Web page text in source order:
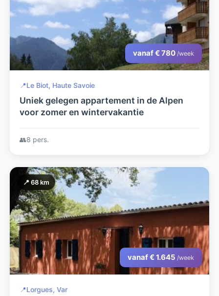
vanaf € 780 /week
📍Le Biot, Haute Savoie
Uniek gelegen appartement in de Alpen
voor zomer en wintervakantie
👥8 pers.
📍 68 km
vanaf € 1.645 /week
📍Lorgues, Var